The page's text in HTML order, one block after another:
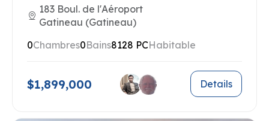
183 Boul. de l'Aéroport
Gatineau (Gatineau)
0Chambres0Bains8128 PCHabitable
$1,899,000 Details